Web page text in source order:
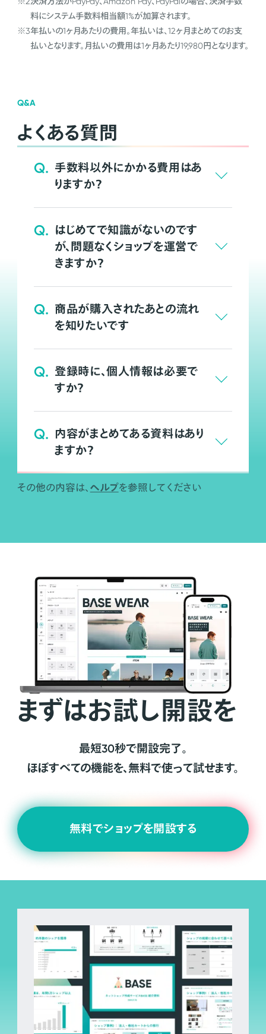
料にシステム手数料相当額1%が加算されます。
※3年払いの1ヶ月あたりの費用。年払いは、12ヶ月まとめてのお支
払いとなります。月払いの費用は1ヶ月あたり19,980円となります。
Q&A
よくある質問
Q. 手数料以外にかかる費用はあ
りますか？
Q. はじめてで知識がないのです
が、問題なくショップを運営で
きますか？
Q. 商品が購入されたあとの流れ
を知りたいです
Q. 登録時に、個人情報は必要で
すか？
Q. 内容がまとめてある資料はあり
ますか？
その他の内容は、 ヘルプを参照してください
まずはお試し開設を
最短30秒で開設完了。
ほぼすべての機能を、無料で使って試せます。
無料でショップを開設する